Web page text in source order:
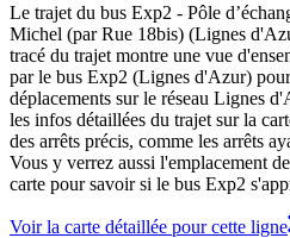
Le trajet du bus Exp2 - Pôle
Michel (par Rue 18bis) (Lignes
tracé du trajet montre une vue
par le bus Exp2 (Lignes d'Azur)
déplacements sur le réseau Lignes
les infos détaillées du trajet sur la
des arrêts précis, comme les arrêts
Vous y verrez aussi l'emplacement
carte pour savoir si le bus Exp2
Voir la carte détaillée pour cette ligne